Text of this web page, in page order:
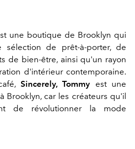
une boutique de Brooklyn qui
sélection de prêt-à-porter, de
de bien-être, ainsi qu'un rayon
d'intérieur contemporaine.
Sincerely, Tommy est une
Brooklyn, car les créateurs qu'il
de révolutionner la mode